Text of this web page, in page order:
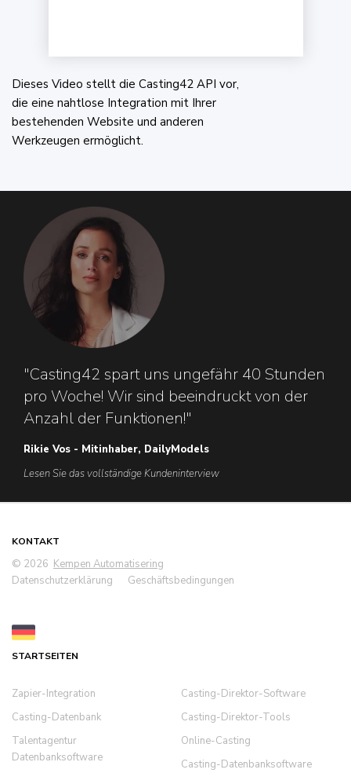
Dieses Video stellt die Casting42 API vor,
die eine nahtlose Integration mit Ihrer
bestehenden Website und anderen
Werkzeugen ermöglicht.
"Casting42 spart uns ungefähr 40 Stunden
pro Woche! Wir sind beeindruckt von der
Anzahl der Funktionen!"
Rikie Vos - Mitinhaber, DailyModels
Lesen Sie das vollständige Kundeninterview
KONTAKT
© 2026 Kempen Automatisering
Datenschutzerklärung
Geschäftsbedingungen
STARTSEITEN
Zapier-Integration
Casting-Datenbank
Talentagentur
Datenbanksoftware
Casting-Direktor-Software
Casting-Direktor-Tools
Online-Casting
Casting-Datenbanksoftware